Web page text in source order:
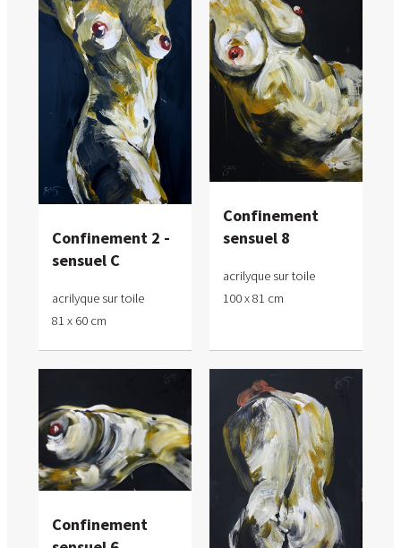
Confinement 2 -
sensuel C
acrilyque sur toile
81 x 60 cm
Confinement
sensuel 8
acrilyque sur toile
100 x 81 cm
Confinement